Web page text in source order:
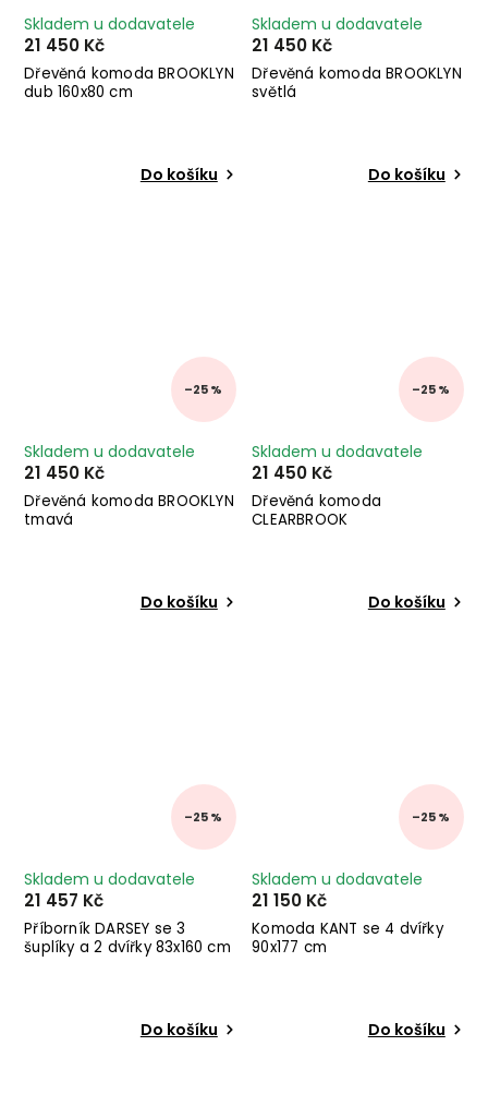
Dřevěná komoda BROOKLYN
dub 160x80 cm
Skladem u dodavatele
21 450 Kč
Do košíku
Dřevěná komoda BROOKLYN
světlá
Skladem u dodavatele
21 450 Kč
Do košíku
–25 %
Dřevěná komoda BROOKLYN
tmavá
Skladem u dodavatele
21 450 Kč
Do košíku
–25 %
Dřevěná komoda
CLEARBROOK
Skladem u dodavatele
21 450 Kč
Do košíku
–25 %
Příborník DARSEY se 3
šuplíky a 2 dvířky 83x160 cm
Skladem u dodavatele
21 457 Kč
Do košíku
–25 %
Komoda KANT se 4 dvířky
90x177 cm
Skladem u dodavatele
21 150 Kč
Do košíku